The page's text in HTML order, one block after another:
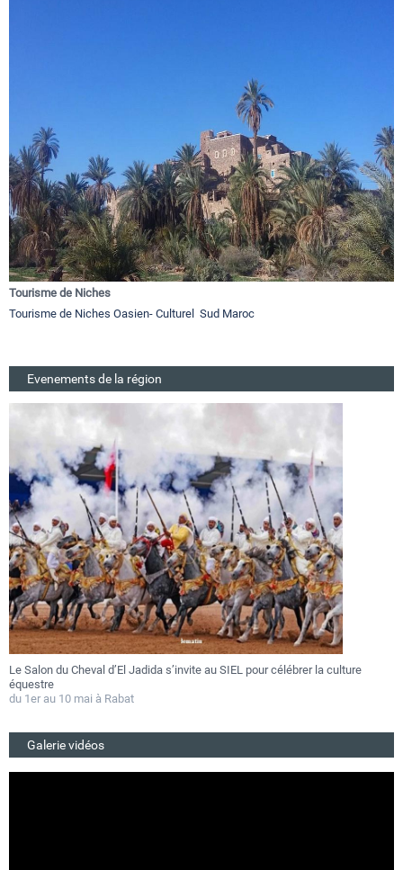
Tourisme de Niches
Tourisme de Niches Oasien- Culturel Sud Maroc
Evenements de la région
Le Salon du Cheval d’El Jadida s’invite au SIEL pour célébrer la culture
équestre
du 1er au 10 mai à Rabat
Galerie vidéos